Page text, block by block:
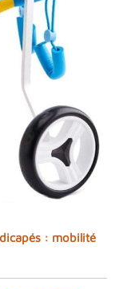
: mobilité